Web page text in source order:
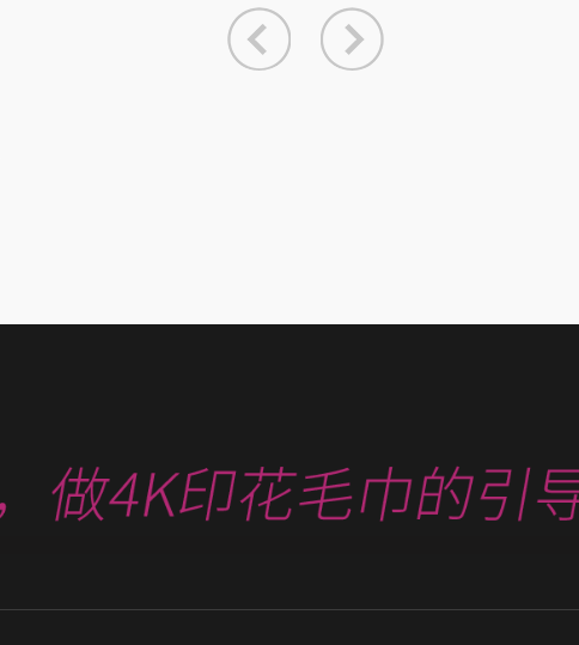
般可用于： 1）。沙...